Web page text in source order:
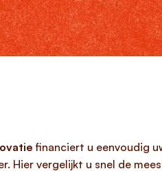
financiert u eenvoudig
Hier vergelijkt u snel de